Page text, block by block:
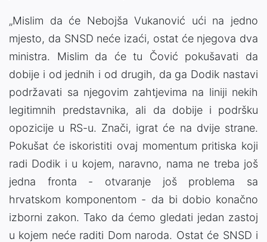
„Mislim da će Nebojša Vukanović ući na jedno
mjesto, da SNSD neće izaći, ostat će njegova dva
ministra. Mislim da će tu Čović pokušavati da
dobije i od jednih i od drugih, da ga Dodik nastavi
podržavati sa njegovim zahtjevima na liniji nekih
legitimnih predstavnika, ali da dobije i podršku
opozicije u RS-u. Znači, igrat će na dvije strane.
Pokušat će iskoristiti ovaj momentum pritiska koji
radi Dodik i u kojem, naravno, nama ne treba još
jedna fronta - otvaranje još problema sa
hrvatskom komponentom - da bi dobio konačno
izborni zakon. Tako da ćemo gledati jedan zastoj
u kojem neće raditi Dom naroda. Ostat će SNSD i